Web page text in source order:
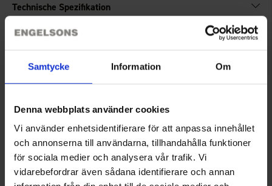
Samtycke Information Om
Denna webbplats använder cookies
Vi använder enhetsidentifierare för att anpassa innehållet
och annonserna till användarna, tillhandahålla funktioner
för sociala medier och analysera vår trafik. Vi
vidarebefordrar även sådana identifierare och annan
Technische Spezifikation
Bewertungen
Sie benötigen vielleicht auch